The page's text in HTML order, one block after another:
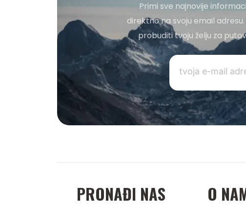
Primi sve najnovije
direktno na svoju email
probuditi tvoju želju za
PRONAĐI NAS O